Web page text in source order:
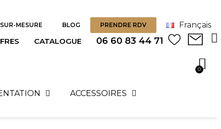
SUR-MESURE BLOG PRENDRE RDV
Français
CATALOGUE 06 60 83 44 71
ACCESSOIRES